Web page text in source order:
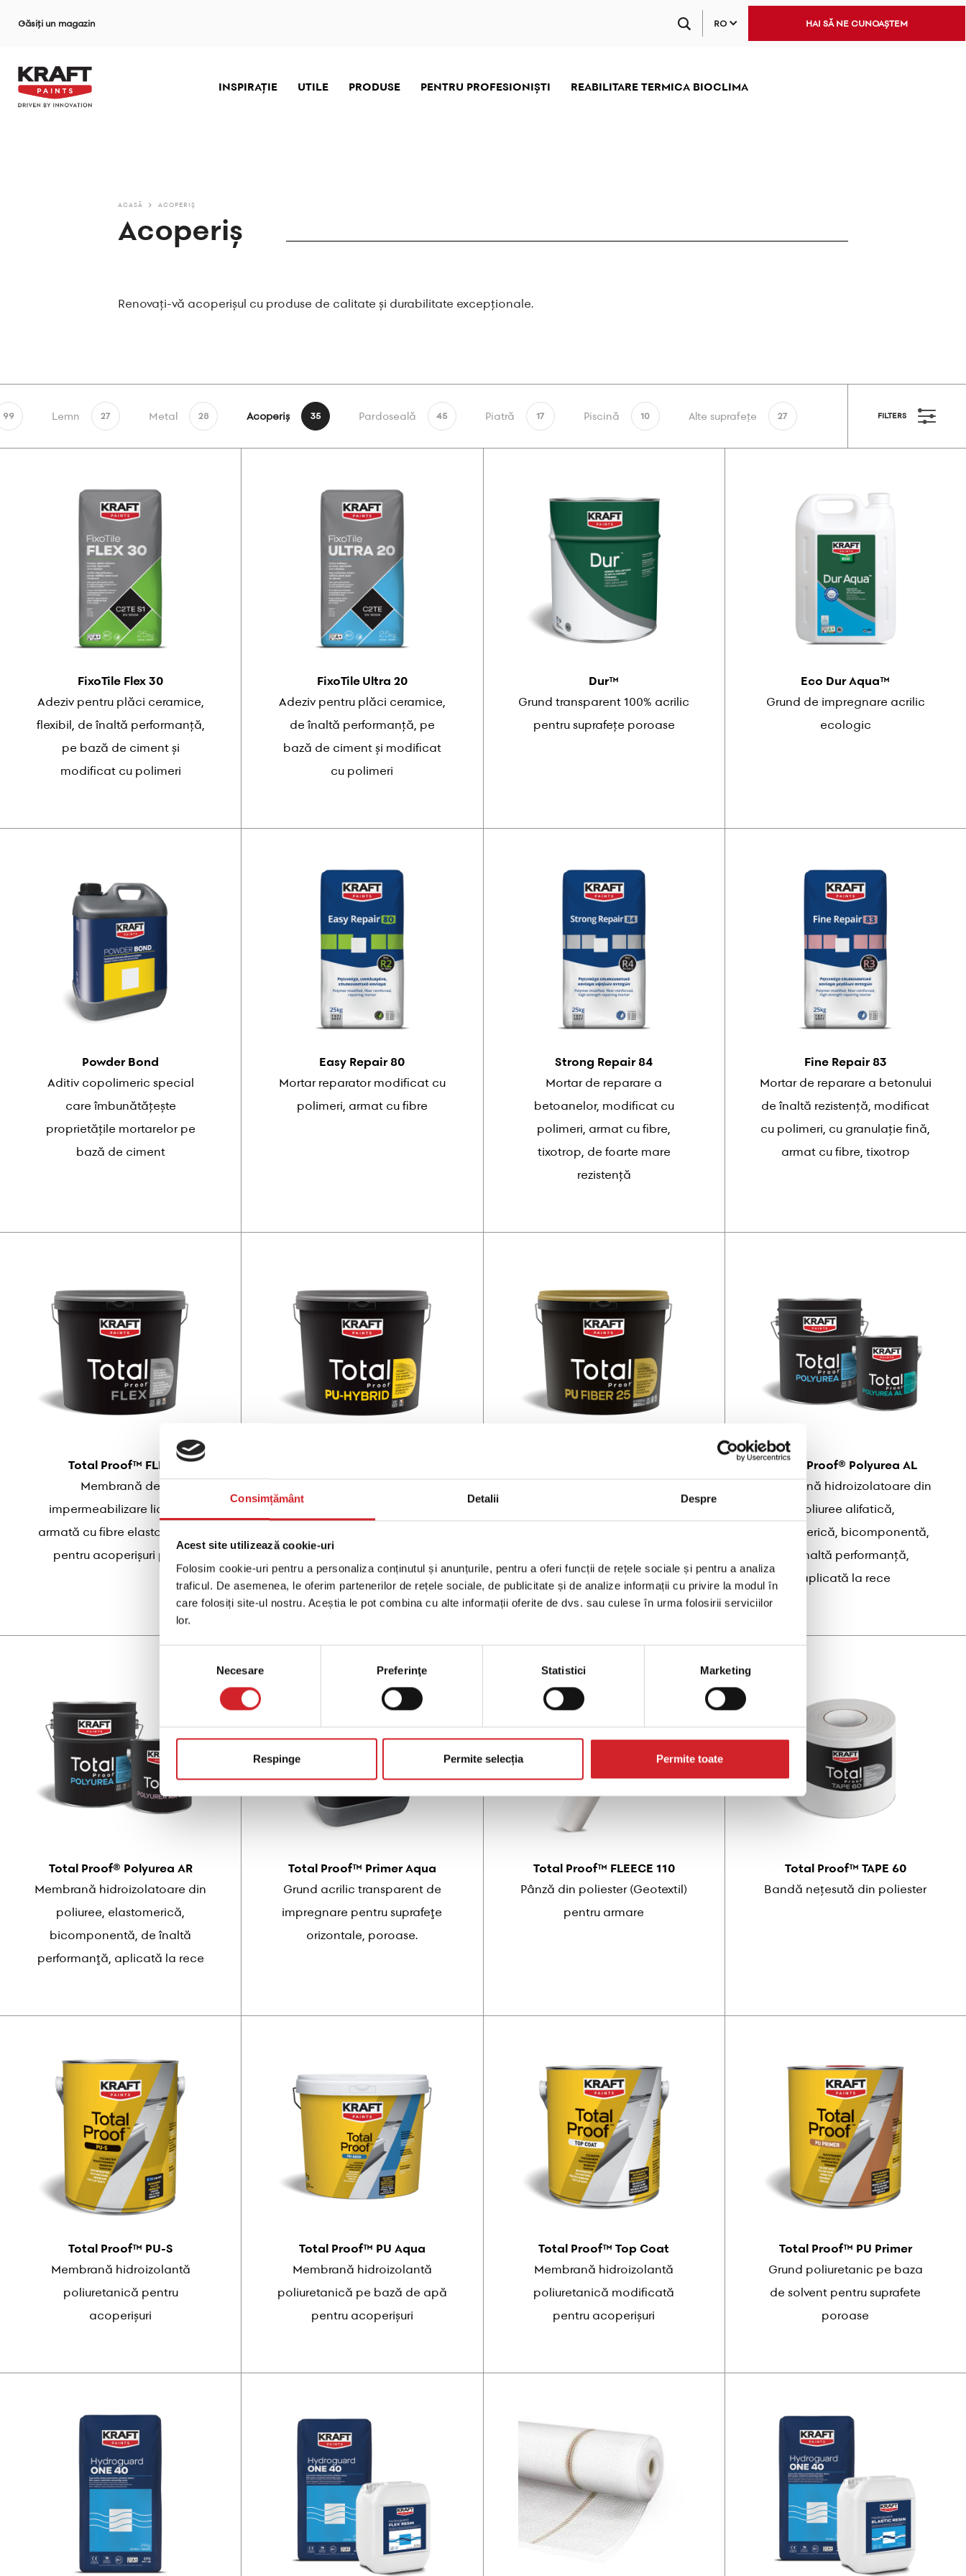
Consimțământ Detalii Despre
Acest site utilizează cookie-uri
Folosim cookie-uri pentru a personaliza conținutul și anunțurile, pentru a oferi funcții de rețele sociale și pentru a analiza
traficul. De asemenea, le oferim partenerilor de rețele sociale, de publicitate și de analize informații cu privire la modul în
care folosiți site-ul nostru. Aceștia le pot combina cu alte informații oferite de dvs. sau culese în urma folosirii serviciilor
lor.
consimțământului
Necesare Preferinţe Statistici Marketing
Respinge Permite selecția Permite toate
Găsiți un magazin RO HAI SĂ NE CUNOAȘTEM
INSPIRAȚIE UTILE PRODUSE PENTRU PROFESIONIŞTI REABILITARE TERMICA BIOCLIMA
ACASĂ ACOPERIŞ
Acoperiş
Renovați-vă acoperișul cu produse de calitate și durabilitate excepționale.
99 Lemn 27 Metal 28 Acoperiş 35 Pardoseală 45 Piatră 17 Piscină 10 Alte suprafețe 27 FILTERS
FixoTile Flex 30
Adeziv pentru plăci ceramice,
flexibil, de înaltă performanță,
pe bază de ciment și
modificat cu polimeri
FixoTile Ultra 20
Adeziv pentru plăci ceramice,
de înaltă performanță, pe
bază de ciment și modificat
cu polimeri
Dur™
Grund transparent 100% acrilic
pentru suprafețe poroase
Eco Dur Aqua™
Grund de impregnare acrilic
ecologic
Powder Bond
Aditiv copolimeric special
care îmbunătățește
proprietățile mortarelor pe
bază de ciment
Easy Repair 80
Mortar reparator modificat cu
polimeri, armat cu fibre
Strong Repair 84
Mortar de reparare a
betoanelor, modificat cu
polimeri, armat cu fibre,
tixotrop, de foarte mare
rezistență
Fine Repair 83
Mortar de reparare a betonului
de înaltă rezistență, modificat
cu polimeri, cu granulație fină,
armat cu fibre, tixotrop
Total Proof™ FLEX
Membrană de
impermeabilizare lichidă,
armată cu fibre elastomerice,
pentru acoperișuri plate
acoperișuri
Total Proof® Polyurea AL
Membrană hidroizolatoare din
poliuree alifatică,
elastomerică, bicomponentă,
de înaltă performanță,
aplicată la rece
Total Proof® Polyurea AR
Membrană hidroizolatoare din
poliuree, elastomerică,
bicomponentă, de înaltă
performanţă, aplicată la rece
Total Proof™ Primer Aqua
Grund acrilic transparent de
impregnare pentru suprafeţe
orizontale, poroase.
Total Proof™ FLEECE 110
Pânză din poliester (Geotextil)
pentru armare
Total Proof™ TAPE 60
Bandă nețesută din poliester
Total Proof™ PU-S
Membrană hidroizolantă
poliuretanică pentru
acoperișuri
Total Proof™ PU Aqua
Membrană hidroizolantă
poliuretanică pe bază de apă
pentru acoperișuri
Total Proof™ Top Coat
Membrană hidroizolantă
poliuretanică modificată
pentru acoperișuri
Total Proof™ PU Primer
Grund poliuretanic pe baza
de solvent pentru suprafete
poroase